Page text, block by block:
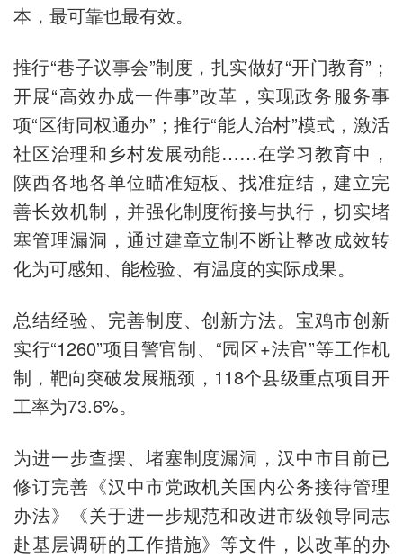
本，最可靠也最有效。
推行“巷子议事会”制度，扎实做好“开门教育”；
开展“高效办成一件事”改革，实现政务服务事
项“区街同权通办”；推行“能人治村”模式，激活
社区治理和乡村发展动能……在学习教育中，
陕西各地各单位瞄准短板、找准症结，建立完
善长效机制，并强化制度衔接与执行，切实堵
塞管理漏洞，通过建章立制不断让整改成效转
化为可感知、能检验、有温度的实际成果。
总结经验、完善制度、创新方法。宝鸡市创新
实行“1260”项目警官制、“园区+法官”等工作机
制，靶向突破发展瓶颈，118个县级重点项目开
工率为73.6%。
为进一步查摆、堵塞制度漏洞，汉中市目前已
修订完善《汉中市党政机关国内公务接待管理
办法》《关于进一步规范和改进市级领导同志
赴基层调研的工作措施》等文件，以改革的办